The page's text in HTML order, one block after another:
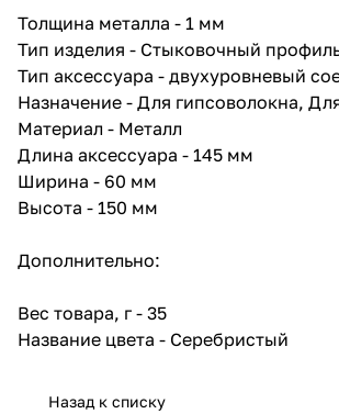
Толщина металла - 1 мм
Тип изделия - Стыковочный
Тип аксессуара - двухуровневый
Назначение - Для гипсоволокна,
Материал - Металл
Длина аксессуара - 145 мм
Ширина - 60 мм
Высота - 150 мм
Дополнительно:
Вес товара, г - 35
Название цвета - Серебристый
Назад к списку